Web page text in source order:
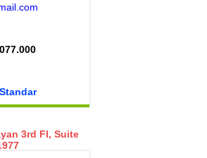
3rd Fl, Suite